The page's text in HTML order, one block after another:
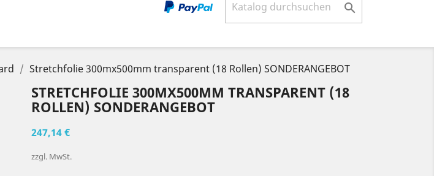

Stretchfolie 300mx500mm transparent (18 Rollen) SONDERANGEBOT
STRETCHFOLIE 300MX500MM TRANSPARENT (18
ROLLEN) SONDERANGEBOT
247,14 €
zzgl. MwSt.